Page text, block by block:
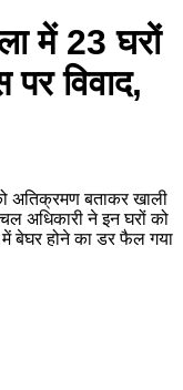
में 23 घरों
विवाद,
अतिक्रमण बताकर खाली
अधिकारी ने इन घरों को
में बेघर होने का डर फैल गया